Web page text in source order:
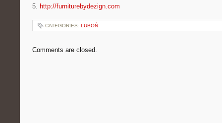
5. http://furniturebydezign.com
CATEGORIES: LUBOŃ
Comments are closed.